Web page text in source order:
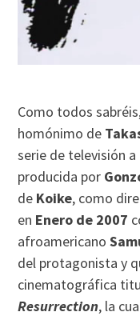
Como todos
homónimo de
serie de televisión
producida por
de Koike, como
en Enero de 2007
afroamericano
del protagonista y
cinematográfica
Resurrection, la